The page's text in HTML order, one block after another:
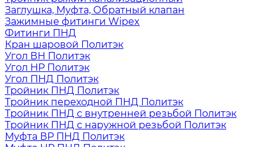
Заглушка, Муфта, Обратный клапан
Зажимные фитинги Wipex
Фитинги ПНД
Кран шаровой Политэк
Угол ВН Политэк
Угол НР Политэк
Угол ПНД Политэк
Тройник ПНД Политэк
Тройник переходной ПНД Политэк
Тройник ПНД с внутренней резьбой Политэк
Тройник ПНД с наружной резьбой Политэк
Муфта ВР ПНД Политэк